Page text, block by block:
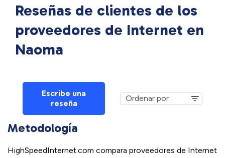
Reseñas de clientes de los
proveedores de Internet en
Naoma
Escribe una
reseña
Metodología
HighSpeedInternet.com compara proveedores de Internet